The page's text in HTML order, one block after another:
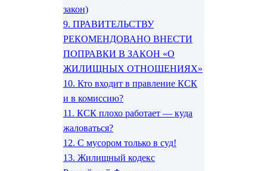
закон)
9. ПРАВИТЕЛЬСТВУ
РЕКОМЕНДОВАНО ВНЕСТИ
ПОПРАВКИ В ЗАКОН «О
ЖИЛИЩНЫХ ОТНОШЕНИЯХ»
10. Кто входит в правление КСК
и в комиссию?
11. КСК плохо работает — куда
жаловаться?
12. С мусором только в суд!
13. Жилищный кодекс